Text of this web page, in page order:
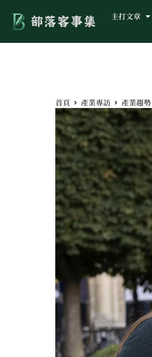
主打文章
首頁 產業專訪 產業趨勢